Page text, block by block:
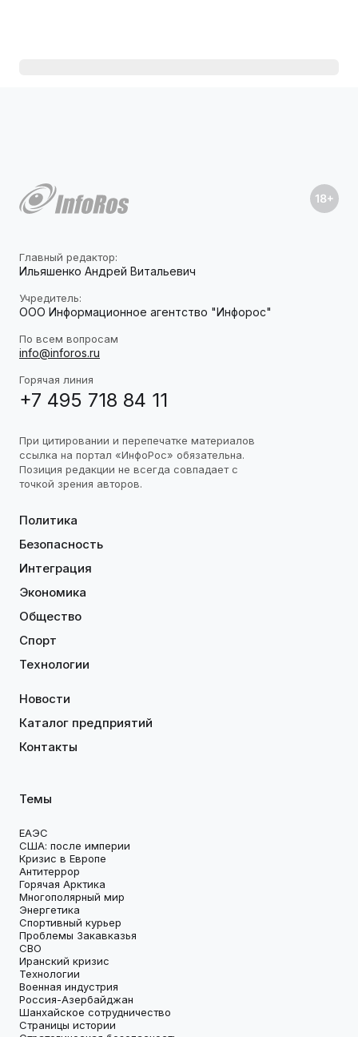
Главный редактор:
Ильяшенко Андрей Витальевич
Учредитель:
ООО Информационное агентство "Инфорос"
По всем вопросам
info@inforos.ru
Горячая линия
+7 495 718 84 11
При цитировании и перепечатке материалов
ссылка на портал «ИнфоРос» обязательна.
Позиция редакции не всегда совпадает с
точкой зрения авторов.
Политика
Безопасность
Интеграция
Экономика
Общество
Спорт
Технологии
Новости
Каталог предприятий
Контакты
Темы
ЕАЭС
США: после империи
Кризис в Европе
Антитеррор
Горячая Арктика
Многополярный мир
Энергетика
Спортивный курьер
Проблемы Закавказья
СВО
Иранский кризис
Технологии
Военная индустрия
Россия-Азербайджан
Шанхайское сотрудничество
Страницы истории